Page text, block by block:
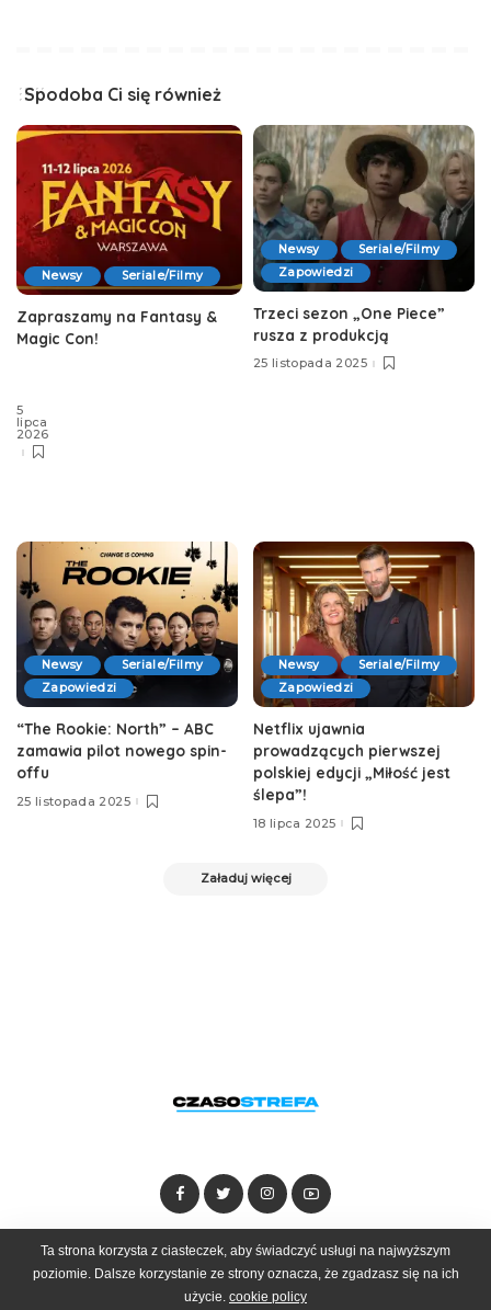
Spodoba Ci się również
Newsy Seriale/Filmy
Zapraszamy na Fantasy &
Magic Con!
5
lipca
2026
Newsy
Seriale/Filmy
Zapowiedzi
Trzeci sezon „One Piece”
rusza z produkcją
25 listopada 2025
Newsy
Seriale/Filmy
Zapowiedzi
“The Rookie: North” – ABC
zamawia pilot nowego spin-
offu
25 listopada 2025
Newsy
Seriale/Filmy
Zapowiedzi
Netflix ujawnia
prowadzących pierwszej
polskiej edycji „Miłość jest
ślepa”!
18 lipca 2025
Załaduj więcej
Dołącz do zespołu Kontakt Reklama
Ta strona korzysta z ciasteczek, aby świadczyć usługi na najwyższym
poziomie. Dalsze korzystanie ze strony oznacza, że zgadzasz się na ich
użycie. cookie policy